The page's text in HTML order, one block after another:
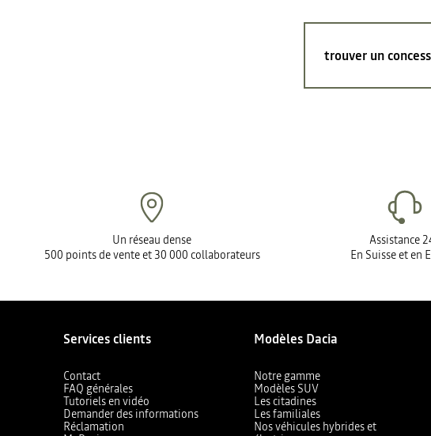
trouver un
Un réseau dense
500 points de vente et 30 000 collaborateurs
Assistance
En Suisse et en
Services clients
Contact
FAQ générales
Tutoriels en vidéo
Demander des informations
Réclamation
Modèles Dacia
Notre gamme
Modèles SUV
Les citadines
Les familiales
Nos véhicules hybrides et